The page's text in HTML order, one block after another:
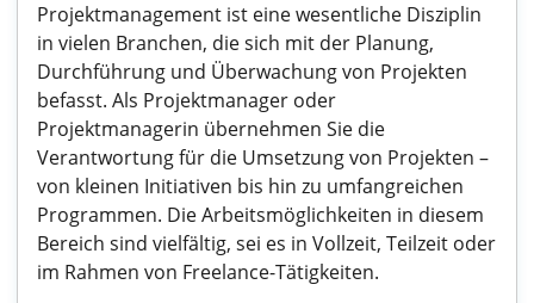
Projektmanagement ist eine wesentliche Disziplin
in vielen Branchen, die sich mit der Planung,
Durchführung und Überwachung von Projekten
befasst. Als Projektmanager oder
Projektmanagerin übernehmen Sie die
Verantwortung für die Umsetzung von Projekten –
von kleinen Initiativen bis hin zu umfangreichen
Programmen. Die Arbeitsmöglichkeiten in diesem
Bereich sind vielfältig, sei es in Vollzeit, Teilzeit oder
im Rahmen von Freelance-Tätigkeiten.